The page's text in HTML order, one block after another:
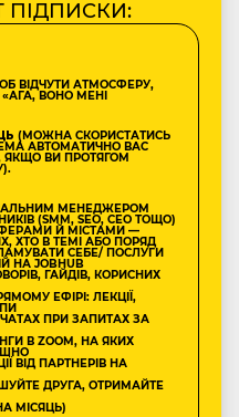
ПІДПИСКИ:
ВІДЧУТИ АТМОСФЕРУ,
ВОНО МЕНІ
(МОЖНА СКОРИСТАТИСЬ
АВТОМАТИЧНО ВАС
ЯКЩО ВИ ПРОТЯГОМ
МЕНЕДЖЕРОМ
(SMM, SEO, CEO ТОЩО)
Й МІСТАМИ —
ХТО В ТЕМІ АБО ПОРЯД
СЕБЕ/ ПОСЛУГИ
НА JOBHUB
ГАЙДІВ, КОРИСНИХ
ЕФІРІ: ЛЕКЦІЇ,
ПРИ ЗАПИТАХ ЗА
В ZOOM, НА ЯКИХ
ВІД ПАРТНЕРІВ НА
ДРУГА, ОТРИМАЙТЕ
МІСЯЦЬ)